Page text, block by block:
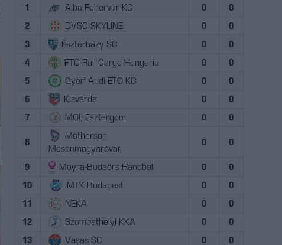
1 Alba Fehérvár KC 0
0
2
DVSC SKYLINE 0
0
3
Eszterházy SC 0
0
4
FTC-Rail Cargo Hungária 0
0
5
Győri Audi ETO KC 0
0
6
Kisvárda 0
0
7
MOL Esztergom 0 0
8
Motherson
Mosonmagyaróvár
0 0
9 Moyra-Budaörs Handball 0
0
10
MTK Budapest 0
0
11
NEKA 0
0
12
Szombathelyi KKA 0
0
13
Vasas SC 0
0